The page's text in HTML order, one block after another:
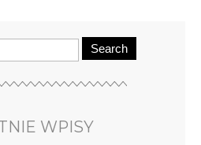
Search
WPISY